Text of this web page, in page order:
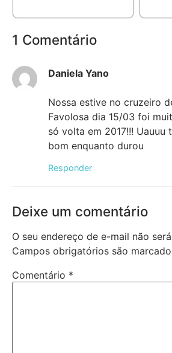
1 Comentário
Daniela Yano
Nossa estive no cruzeiro
Favolosa dia 15/03 foi
só volta em 2017!!! Uauuu
bom enquanto durou
Responder
Deixe um comentário
O seu endereço de e-mail não
Campos obrigatórios são
Comentário *